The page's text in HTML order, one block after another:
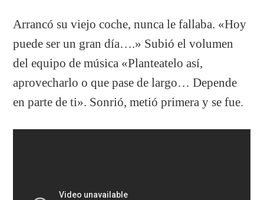
Arrancó su viejo coche, nunca le fallaba. «Hoy
puede ser un gran día….» Subió el volumen
del equipo de música «Planteatelo así,
aprovecharlo o que pase de largo… Depende
en parte de ti». Sonrió, metió primera y se fue.